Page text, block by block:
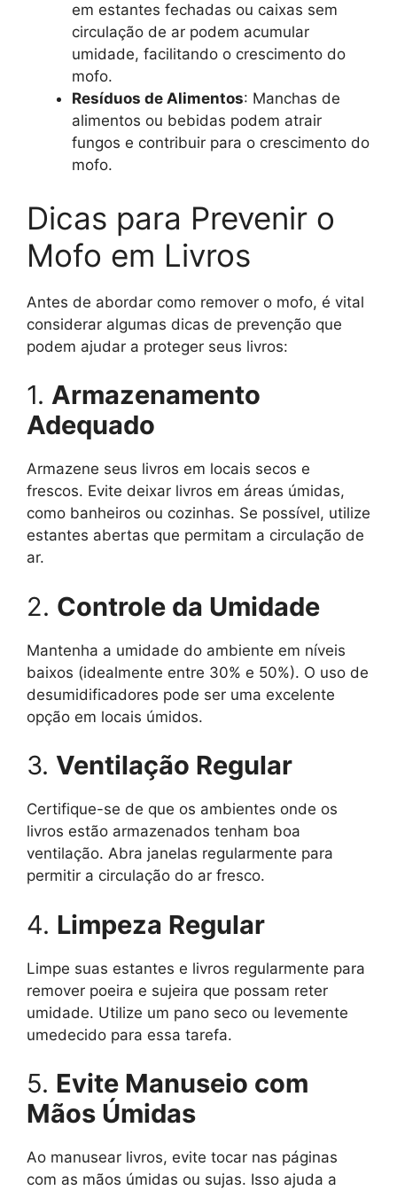
em estantes fechadas ou caixas sem
circulação de ar podem acumular
umidade, facilitando o crescimento do
mofo.
Resíduos de Alimentos: Manchas de
alimentos ou bebidas podem atrair
fungos e contribuir para o crescimento do
mofo.
Dicas para Prevenir o
Mofo em Livros
Antes de abordar como remover o mofo, é vital
considerar algumas dicas de prevenção que
podem ajudar a proteger seus livros:
1. Armazenamento
Adequado
Armazene seus livros em locais secos e
frescos. Evite deixar livros em áreas úmidas,
como banheiros ou cozinhas. Se possível, utilize
estantes abertas que permitam a circulação de
ar.
2. Controle da Umidade
Mantenha a umidade do ambiente em níveis
baixos (idealmente entre 30% e 50%). O uso de
desumidificadores pode ser uma excelente
opção em locais úmidos.
3. Ventilação Regular
Certifique-se de que os ambientes onde os
livros estão armazenados tenham boa
ventilação. Abra janelas regularmente para
permitir a circulação do ar fresco.
4. Limpeza Regular
Limpe suas estantes e livros regularmente para
remover poeira e sujeira que possam reter
umidade. Utilize um pano seco ou levemente
umedecido para essa tarefa.
5. Evite Manuseio com
Mãos Úmidas
Ao manusear livros, evite tocar nas páginas
com as mãos úmidas ou sujas. Isso ajuda a